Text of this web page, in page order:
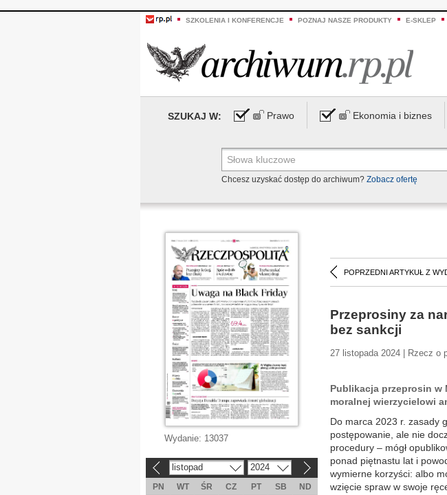
SZKOLENIA I KONFERENCJE POZNAJ NASZE PRODUKTY E-SKLEP
SZUKAJ W: Prawo Ekonomia i biznes
Chcesz uzyskać dostęp do archiwum? Zobacz ofertę
POPRZEDNI ARTYKUŁ Z
Przeprosiny za
bez sankcji
27 listopada 2024 | Rzecz o
Publikacja przeprosin w
moralnej wierzycielowi
Do marca 2023 r. zasady
postępowanie, ale nie
procedury – mógł
ponad piętnastu lat i
wymierne korzyści: albo
wzięcie spraw w swoje
Wydanie: 13037
listopad 2024
PN WT ŚR CZ PT SB
ND